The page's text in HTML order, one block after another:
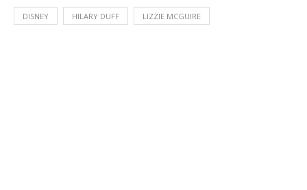
DISNEY HILARY DUFF LIZZIE MCGUIRE